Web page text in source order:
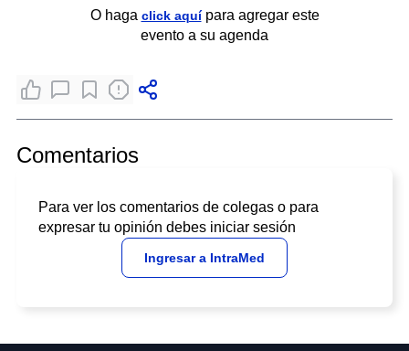
O haga click aquípara agregar este
evento a su agenda
Comentarios
Para ver los comentarios de colegas o para
expresar tu opinión debes iniciar sesión
Ingresar a IntraMed